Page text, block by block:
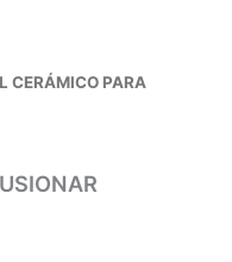
CERÁMICO PARA